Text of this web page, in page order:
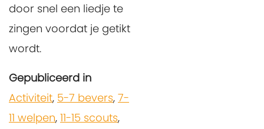
door snel een liedje te
zingen voordat je getikt
wordt.
Gepubliceerd in
Activiteit, 5-7 bevers, 7-
11 welpen, 11-15 scouts,